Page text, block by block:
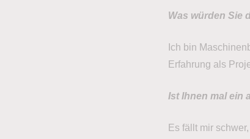
Was würden Sie
Ich bin
Erfahrung als
Ist Ihnen mal ein
Es fällt mir